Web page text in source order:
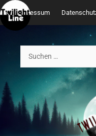
Zum
Inhalt
springen
Impressum
nach: